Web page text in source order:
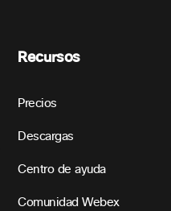
Recursos
Precios
Descargas
Centro de ayuda
Comunidad Webex